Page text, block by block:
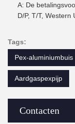
Contacten
A: De
D/P, T/T, Western
Tags:
Pex-aluminiumbuis
Aardgaspexpijp